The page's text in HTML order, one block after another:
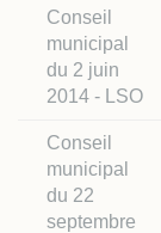
Conseil
municipal
du 2 juin
2014 - LSO
Conseil
municipal
du 22
septembre